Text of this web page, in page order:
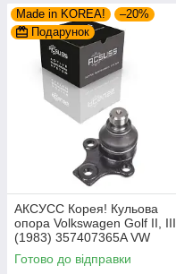
Made in KOREA!
–20%
Подарунок
AКСУСС Корея! Кульова
опора Volkswagen Golf II, III
(1983) 357407365A VW
Гольф II, III. Aксусс Корея -
Оригинал!
Готово до відправки